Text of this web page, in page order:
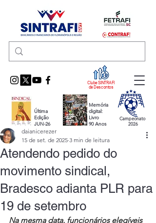
Clube SINTRAFI
de Descontos
Última
Edição
JUN-26
Memória
digital:
Livro
90 Anos
Campeonato
2026
Atendendo pedido do
movimento sindical,
Bradesco adianta PLR para
19 de setembro
daianicerezer
15 de set. de 2025 3 min de leitura
Na mesma data, funcionários elegíveis